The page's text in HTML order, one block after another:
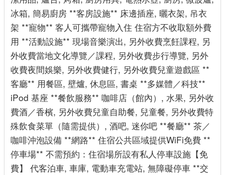
冰箱, 簡易廚房 **客房設施** 床邊插座, 曬衣架, 吊衣
架 **寵物** 客人可攜帶寵物入住 住宿方不收取額外費
用 **活動設施** 現場音樂演出, 另外收費烹飪課程, 另
外收費當地文化導覽／課程, 另外收費步行導覽, 另外
收費夜間娛樂, 另外收費健行, 另外收費兒童遊戲區 **
客廳** 用餐區, 壁爐, 休息區, 書桌 **多媒體／科技**
iPod 基座 **餐飲服務** 咖啡店（館內）, 水果, 另外收
費酒／香檳, 另外收費兒童自助餐, 兒童餐, 另外收費特
殊飲食菜單（隨需提供）, 酒吧, 迷你吧 **餐廳** 茶／
咖啡沖泡設備 **網路** 住宿公共區域提供WiFi免費 **
停車場** 不需預約：住宿場所設有私人停車設施【免
費】 代客泊車, 車庫, 電動車充電站, 無障礙停車 **交